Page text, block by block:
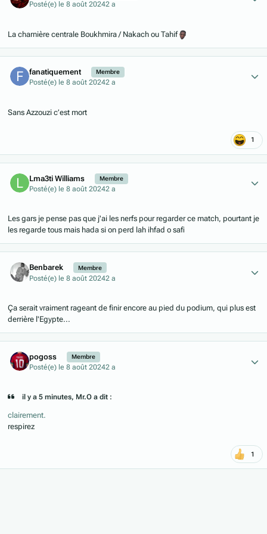
Posté(e) le 8 août 20242 a
La charnière centrale Boukhmira / Nakach ou Tahif
fanatiquement Membre
Posté(e) le 8 août 20242 a
Sans Azzouzi c’est mort
1
Lma3ti Williams Membre
Posté(e) le 8 août 20242 a
Les gars je pense pas que j'ai les nerfs pour regarder ce match, pourtant je
les regarde tous mais hada si on perd lah ihfad o safi
Benbarek Membre
Posté(e) le 8 août 20242 a
Ça serait vraiment rageant de finir encore au pied du podium, qui plus est
derrière l'Egypte...
pogoss Membre
Posté(e) le 8 août 20242 a
il y a 5 minutes, Mr.O a dit :
clairement.
respirez
1